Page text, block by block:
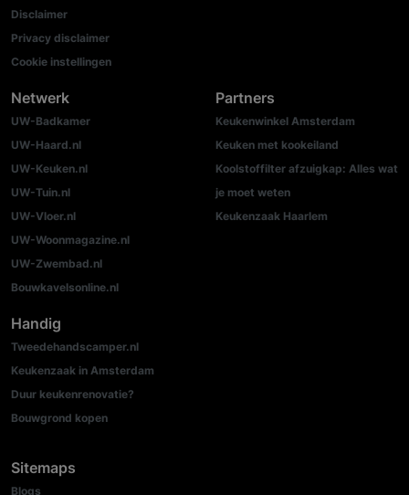
Disclaimer
Privacy disclaimer
Cookie instellingen
Netwerk
UW-Badkamer
UW-Haard.nl
UW-Keuken.nl
UW-Tuin.nl
UW-Vloer.nl
UW-Woonmagazine.nl
UW-Zwembad.nl
Bouwkavelsonline.nl
Partners
Keukenwinkel Amsterdam
Keuken met kookeiland
Koolstoffilter afzuigkap: Alles wat
je moet weten
Keukenzaak Haarlem
Handig
Tweedehandscamper.nl
Keukenzaak in Amsterdam
Duur keukenrenovatie?
Bouwgrond kopen
Sitemaps
Blogs